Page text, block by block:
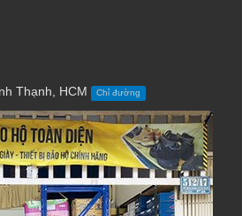
Thạnh, HCM
Chỉ đường